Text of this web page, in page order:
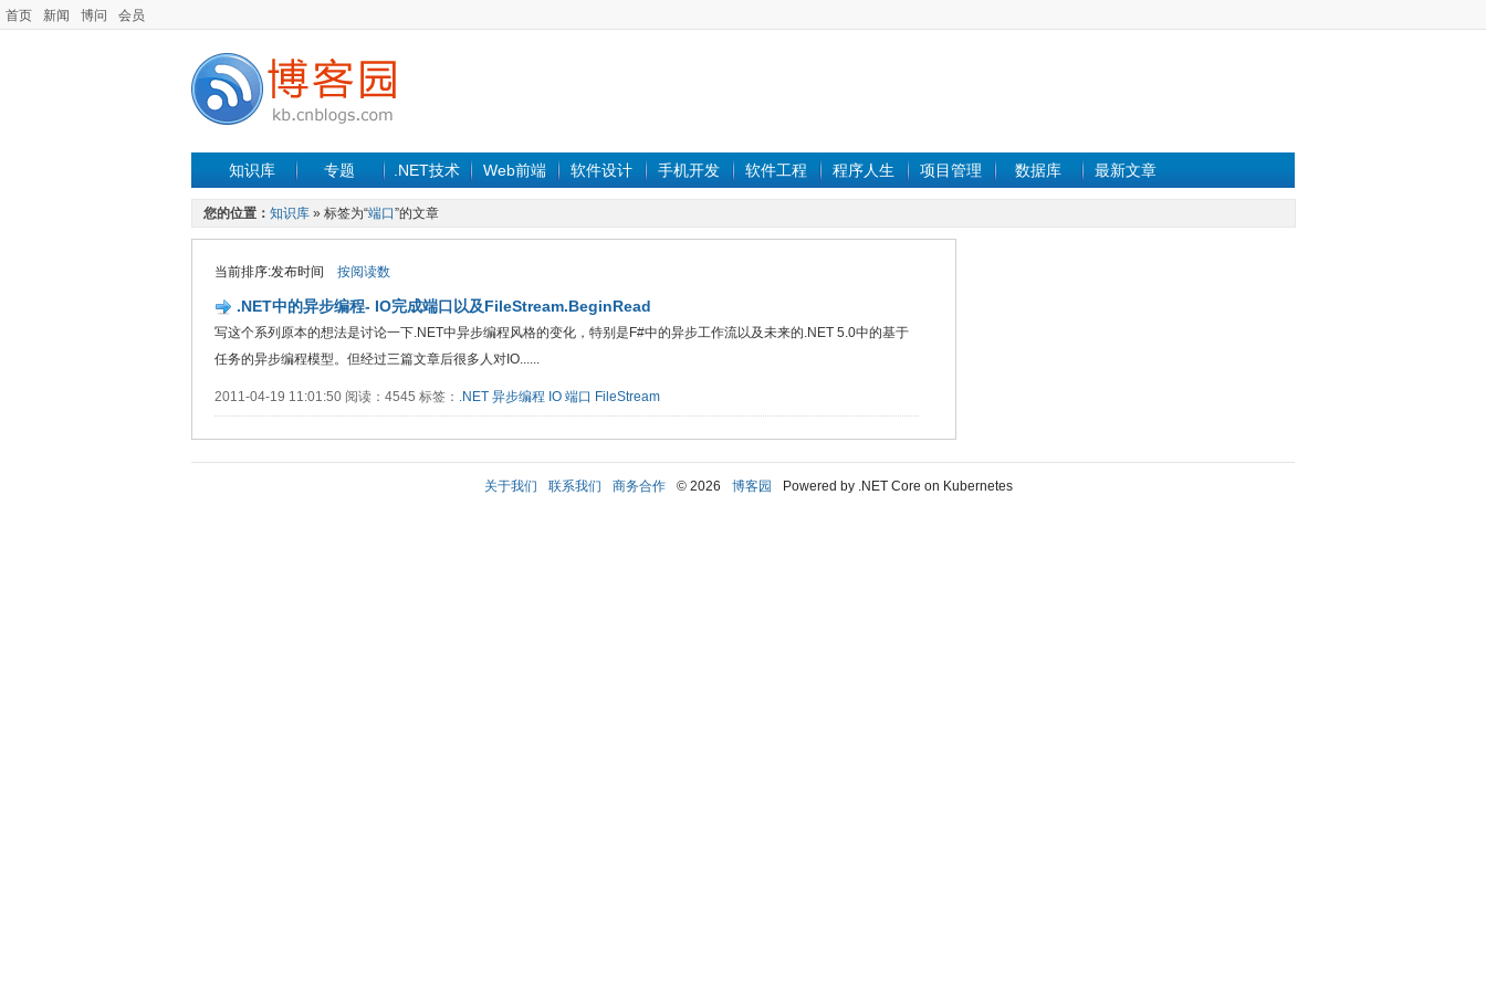
首页 新闻 博问 会员
知识库 专题 .NET技术 Web前端 软件设计 手机开发 软件工程 程序人生 项目管理 数据库 最新文章
您的位置： 知识库 » 标签为“端口”的文章
当前排序:发布时间 按阅读数
.NET中的异步编程- IO完成端口以及FileStream.BeginRead
写这个系列原本的想法是讨论一下.NET中异步编程风格的变化，特别是F#中的异步工作流以及未来的.NET 5.0中的基于
任务的异步编程模型。但经过三篇文章后很多人对IO......
2011-04-19 11:01:50 阅读：4545 标签： .NET 异步编程 IO 端口 FileStream
关于我们 联系我们 商务合作 © 2026 博客园 Powered by .NET Core on Kubernetes